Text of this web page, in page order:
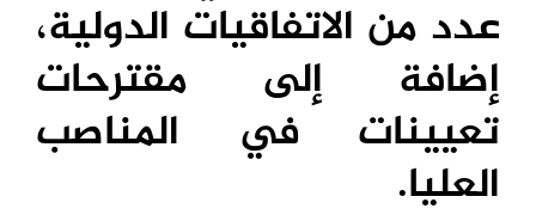
عدد من الاتفاقيات الدولية،
إضافة إلى مقترحات
تعيينات في المناصب
العليا.